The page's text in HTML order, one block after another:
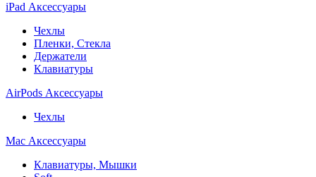
iPad Аксессуары
Чехлы
Пленки, Стекла
Держатели
Клавиатуры
AirPods Аксессуары
Чехлы
Mac Аксессуары
Клавиатуры, Мышки